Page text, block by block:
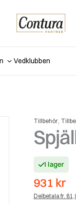
Vedklubben
Tillbehör,
I lager
931 kr
Delbetala fr.